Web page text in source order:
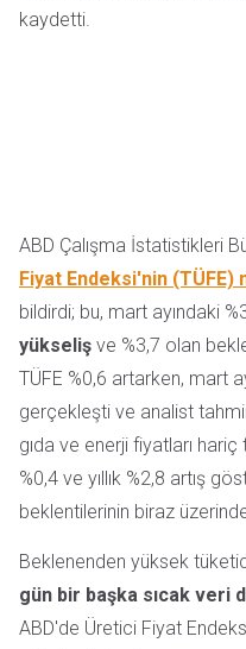
kaydetti.
ABD Çalışma İstatistikleri
Fiyat Endeksi'nin (TÜFE)
bildirdi; bu, mart ayındaki
yükseliş ve %3,7 olan
TÜFE %0,6 artarken, mart
gerçekleşti ve analist
gıda ve enerji fiyatları
%0,4 ve yıllık %2,8 artış
beklentilerinin biraz
Beklenenden yüksek
gün bir başka sıcak veri
ABD'de Üretici Fiyat